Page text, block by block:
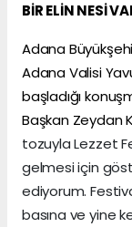
BİR ELİN NESİ
Adana
Adana Valisi
başladığı
Başkan Zeydan
tozuyla Lezzet
gelmesi için
ediyorum.
basına ve yine